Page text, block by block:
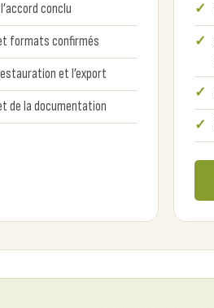
conclu
formats confirmés
et l’export
de la documentation